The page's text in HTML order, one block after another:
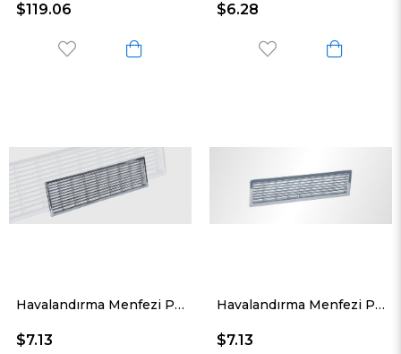
$119.06 $6.28
Havalandırma Menfezi Plastik 51*215 Mm
$7.13
Havalandırma Menfezi Plastik 35*164 Mm
$7.13